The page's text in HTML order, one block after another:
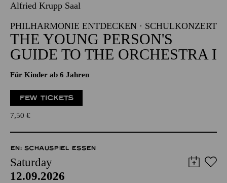
Alfried Krupp Saal
PHILHARMONIE ENTDECKEN · SCHULKONZERT
THE YOUNG PERSON'S
GUIDE TO THE ORCHESTRA I
Für Kinder ab 6 Jahren
FEW TICKETS
7,50 €
EN: SCHAUSPIEL ESSEN
Saturday
12.09.2026